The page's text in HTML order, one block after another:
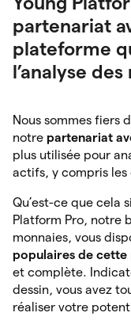
partenariat
plateforme
l’analyse
Nous sommes fiers
notre partenariat
plus utilisée pour
actifs, y compris
Qu’est-ce que cela
Platform Pro, notre
monnaies, vous
populaires de
et complète.
dessin, vous avez
réaliser votre